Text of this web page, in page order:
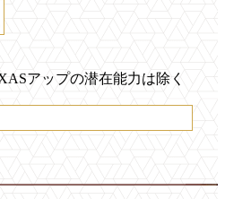
アップの潜在能力は除く